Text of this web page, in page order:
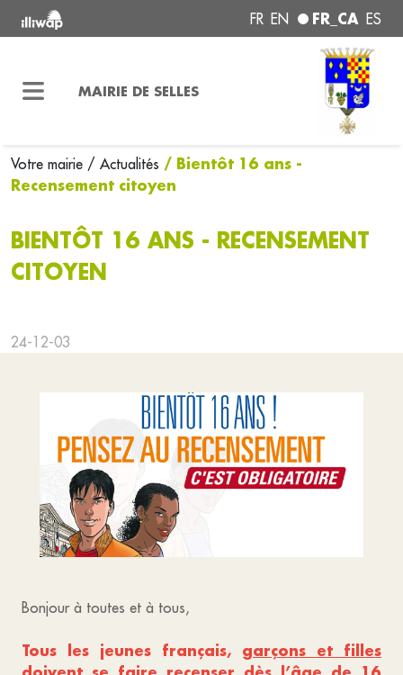
FR EN FR_CA ES
MAIRIE DE SELLES
Votre mairie / Actualités / Bientôt 16 ans -
Recensement citoyen
BIENTÔT 16 ANS - RECENSEMENT
CITOYEN
24-12-03
Bonjour à toutes et à tous,
Tous les jeunes français, garçons et filles